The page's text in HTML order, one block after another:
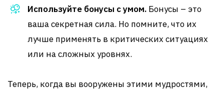
Используйте бонусы с умом. Бонусы – это
ваша секретная сила. Но помните, что их
лучше применять в критических ситуациях
или на сложных уровнях.
Теперь, когда вы вооружены этими мудростями,